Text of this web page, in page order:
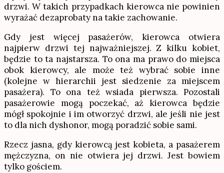
drzwi. W takich przypadkach kierowca nie powinien
wyrażać dezaprobaty na takie zachowanie.
Gdy jest więcej pasażerów, kierowca otwiera
najpierw drzwi tej najważniejszej. Z kilku kobiet,
będzie to ta najstarsza. To ona ma prawo do miejsca
obok kierowcy, ale może też wybrać sobie inne
(kolejne w hierarchii jest siedzenie za miejscem
pasażera). To ona też wsiada pierwsza. Pozostali
pasażerowie mogą poczekać, aż kierowca będzie
mógł spokojnie i im otworzyć drzwi, ale jeśli nie jest
to dla nich dyshonor, mogą poradzić sobie sami.
Rzecz jasna, gdy kierowcą jest kobieta, a pasażerem
mężczyzna, on nie otwiera jej drzwi. Jest bowiem
tylko gościem.